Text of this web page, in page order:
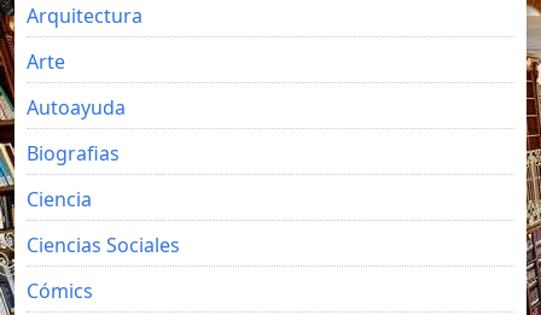
Arquitectura
Arte
Autoayuda
Biografias
Ciencia
Ciencias Sociales
Cómics